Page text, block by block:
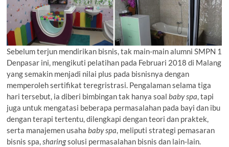
Sebelum terjun mendirikan bisnis, tak main-main alumni SMPN 1
Denpasar ini, mengikuti pelatihan pada Februari 2018 di Malang
yang semakin menjadi nilai plus pada bisnisnya dengan
memperoleh sertifikat teregristrasi. Pengalaman selama tiga
hari tersebut, ia diberi bimbingan tak hanya soalbaby spa, tapi
juga untuk mengatasi beberapa permasalahan pada bayi dan ibu
dengan terapi tertentu, dilengkapi dengan teori dan praktek,
serta manajemen usahababy spa, meliputi strategi pemasaran
bisnis spa,sharingsolusi permasalahan bisnis dan lain-lain.